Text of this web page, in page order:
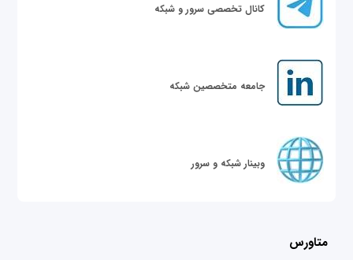
کانال تخصصی سرور و شبکه
جامعه متخصصین شبکه
وبینار شبکه و سرور
متاورس